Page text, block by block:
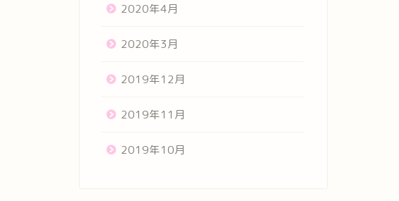
2020年4月
2020年3月
2019年12月
2019年11月
2019年10月